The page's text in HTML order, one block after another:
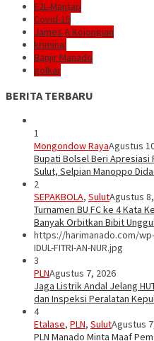
E2L-Mantap
Covid-19
James A Kojongian
kriminal
Banjir Manado
golkar
BERITA TERBARU
1
Mongondow RayaAgustus
Bupati Bolsel Beri Apresiasi
Sulut, Selpian Manoppo
2
SEPAKBOLA, SulutAgustus
Turnamen BU FC ke 4 Kata
Banyak Orbitkan Bibit
https://harimanado.com/
IDUL-FITRI-AN-NUR.jpg
3
PLNAgustus 7, 2026
Jaga Listrik Andal Jelang
dan Inspeksi Peralatan
4
Etalase, PLN, SulutAgustus
PLN Manado Minta Maaf